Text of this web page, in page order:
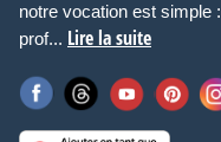
notre vocation est simple
prof... Lire la suite